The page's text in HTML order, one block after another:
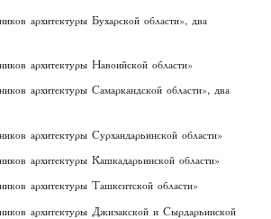
архитектуры Бухарской области», два
архитектуры Навоийской области»
архитектуры Самаркандской области», два
архитектуры Сурхандарьинской области»
архитектуры Кашкадарьинской области»
архитектуры Ташкентской области»
архитектуры Джизакской и Сырдарьинской